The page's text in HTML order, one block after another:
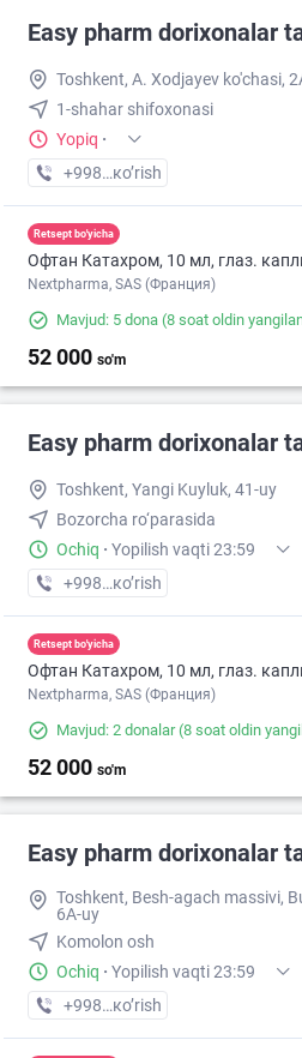
Easy pharm dorixonalar
Toshkent, A. Xodjayev ko'chasi,
1-shahar shifoxonasi
Yopiq ·
+998 (94) XXX-XX-XX
кo’rish
Retsept bo'yicha
Офтан Катахром, 10 мл, глаз.
Nextpharma, SAS (Франция)
Mavjud: 5 dona (8 soat oldin
52 000 so'm
Easy pharm dorixonalar
Toshkent, Yangi Kuyluk, 41-uy
Bozorcha ro‘parasida
Ochiq · Yopilish vaqti 23:59
+998 (97) XXX-XX-XX
кo’rish
Retsept bo'yicha
Офтан Катахром, 10 мл, глаз.
Nextpharma, SAS (Франция)
Mavjud: 2 donalar(8 soat oldin
52 000 so'm
Easy pharm dorixonalar
Toshkent, Besh-agach massivi,
6A-uy
Komolon osh
Ochiq · Yopilish vaqti 23:59
+998 (71) XXX-XX-XX
кo’rish